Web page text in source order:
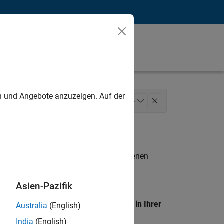
Marketing Services 4
. Wenn Sie noch immer keine offenen
unseres
Standort, um alle Stellenangebote in Ihrer
Angebote anzuzeigen. Auf der
Asien-Pazifik
Australia (English)
India (English)